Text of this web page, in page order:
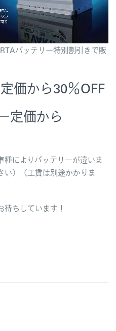
バッテリー特別割引きで販
価から30％OFF
定価から
種によりバッテリーが違いま
い）（工賃は別途かかりま
待ちしています！